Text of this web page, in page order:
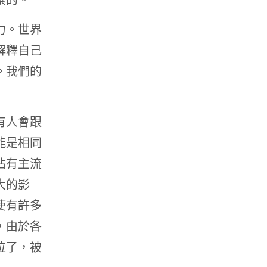
。世界
釋自己
我們的
人會跟
是相同
有主流
的影
有許多
由於各
了，被